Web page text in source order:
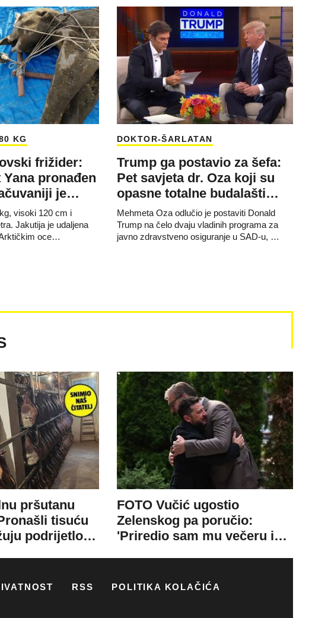
KG
frižider:
pronađen
je…
visoki 120 cm i
Jakutija je udaljena
oce…
DOKTOR-ŠARLATAN
Trump ga postavio za šefa:
Pet savjeta dr. Oza koji su
opasne totalne budalašti…
Mehmeta Oza odlučio je postaviti Donald
Trump na čelo dvaju vladinih programa za
javno zdravstveno osiguranje u SAD-u, …
RSS POLITIKA KOLAČIĆA